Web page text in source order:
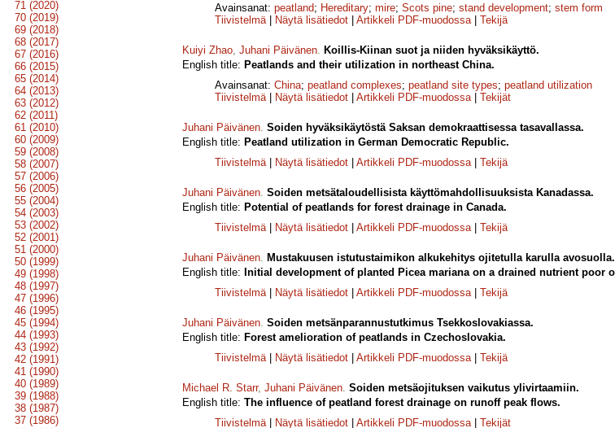
71 (2020)
70 (2019)
69 (2018)
68 (2017)
67 (2016)
66 (2015)
65 (2014)
64 (2013)
63 (2012)
62 (2011)
61 (2010)
60 (2009)
59 (2008)
58 (2007)
57 (2006)
56 (2005)
55 (2004)
54 (2003)
53 (2002)
52 (2001)
51 (2000)
50 (1999)
49 (1998)
48 (1997)
47 (1996)
46 (1995)
45 (1994)
44 (1993)
43 (1992)
42 (1991)
41 (1990)
40 (1989)
39 (1988)
38 (1987)
37 (1986)
Avainsanat: peatland; Hereditary; mire; Scots pine; stand development; stem form
Tiivistelmä| Näytä lisätiedot Artikkeli PDF-muodossa| Tekijä
Kuiyi Zhao, Juhani Päivänen. Koillis-Kiinan suot ja niiden hyväksikäyttö.
English title: Peatlands and their utilization in northeast China.
Avainsanat: China; peatland complexes; peatland site types; peatland utilization
Tiivistelmä| Näytä lisätiedot Artikkeli PDF-muodossa| Tekijät
Juhani Päivänen. Soiden hyväksikäytöstä Saksan demokraattisessa tasavallassa.
English title: Peatland utilization in German Democratic Republic.
Tiivistelmä| Näytä lisätiedot Artikkeli PDF-muodossa| Tekijä
Juhani Päivänen. Soiden metsätaloudellisista käyttömahdollisuuksista Kanadassa.
English title: Potential of peatlands for forest drainage in Canada.
Tiivistelmä| Näytä lisätiedot Artikkeli PDF-muodossa| Tekijä
Juhani Päivänen. Mustakuusen istutustaimikon alkukehitys ojitetulla karulla avosuolla.
English title: Initial development of planted Picea mariana on a drained nutrient poor
Tiivistelmä| Näytä lisätiedot Artikkeli PDF-muodossa| Tekijä
Juhani Päivänen. Soiden metsänparannustutkimus Tsekkoslovakiassa.
English title: Forest amelioration of peatlands in Czechoslovakia.
Tiivistelmä| Näytä lisätiedot Artikkeli PDF-muodossa| Tekijä
Michael R. Starr, Juhani Päivänen. Soiden metsäojituksen vaikutus ylivirtaamiin.
English title: The influence of peatland forest drainage on runoff peak flows.
Tiivistelmä| Näytä lisätiedot Artikkeli PDF-muodossa| Tekijät